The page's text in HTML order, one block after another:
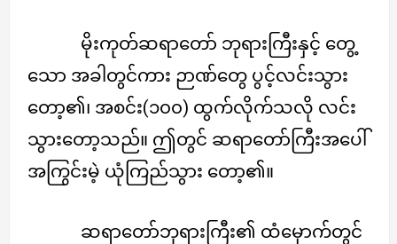
မိုးကုတ်ဆရာတော် ဘုရားကြီးနှင့် တွေ့
သော အခါတွင်ကား ဉာဏ်တွေ ပွင့်လင်းသွား
တော့၏၊ အစင်း(၁၀၀) ထွက်လိုက်သလို လင်း
သွားတော့သည်။ ဤတွင် ဆရာတော်ကြီးအပေါ်
အကြွင်းမဲ့ ယုံကြည်သွား တော့၏။
ဆရာတော်ဘုရားကြီး၏ ထံမှောက်တွင်